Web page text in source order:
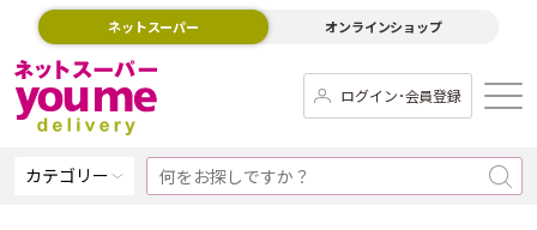
ネットスーパー オンラインショップ
ログイン･会員登録
カテゴリー